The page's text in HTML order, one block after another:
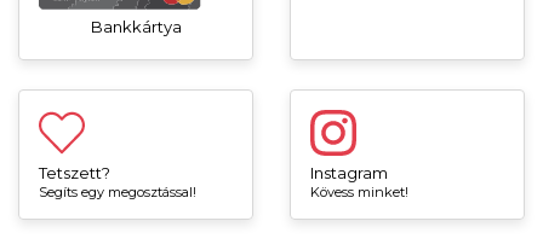
Bankkártya
Tetszett?
Segíts egy megosztással!
Instagram
Kövess minket!